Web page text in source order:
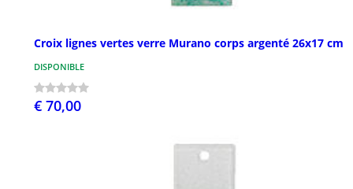
Croix lignes vertes verre Murano corps argenté 26x17 cm
DISPONIBLE
€ 70,00